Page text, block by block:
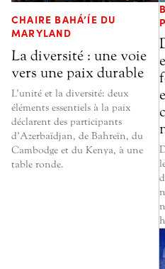
CHAIRE BAHÁ’ÍE DU
MARYLAND
La diversité : une voie
vers une paix durable
L’unité et la diversité : deux
éléments essentiels à la paix
déclarent des participants
d’Azerbaïdjan, de Bahreïn, du
Cambodge et du Kenya, à une
table ronde.